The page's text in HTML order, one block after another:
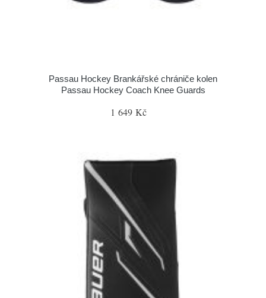
Passau Hockey Brankářské chrániče kolen
Passau Hockey Coach Knee Guards
1 649 Kč